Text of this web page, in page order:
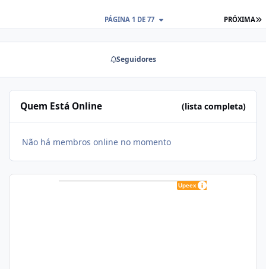
PRÓXIMA
PÁGINA 1 DE 77
Seguidores
Quem Está Online (lista completa)
Não há membros online no momento